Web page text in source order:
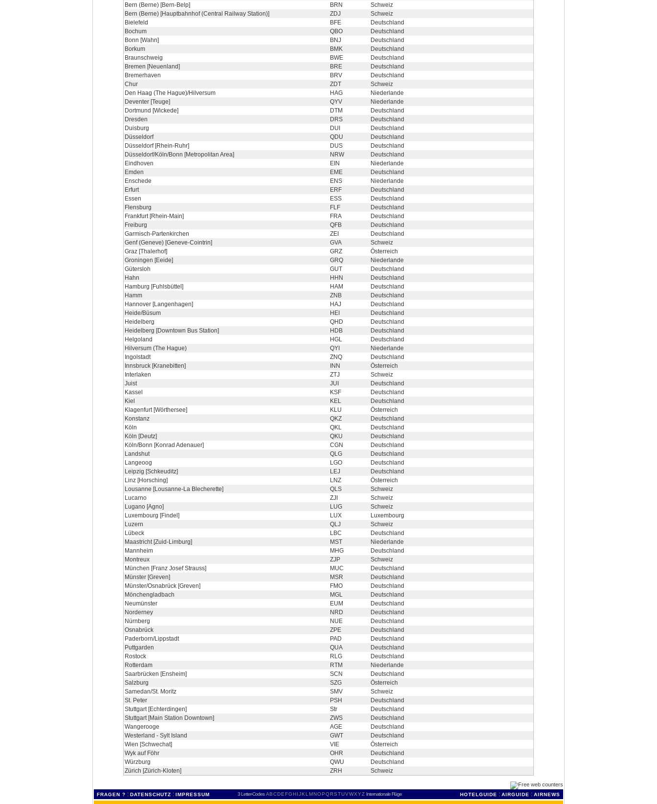
Bern (Berne) [Bern-Belp]
BRN
Schweiz
Bern (Berne) [Hauptbahnhof (Central Railway Station)]
ZDJ
Schweiz
Bielefeld
BFE
Deutschland
Bochum
QBO
Deutschland
Bonn [Wahn]
BNJ
Deutschland
Borkum
BMK
Deutschland
Braunschweig
BWE
Deutschland
Bremen [Neuenland]
BRE
Deutschland
Bremerhaven
BRV
Deutschland
Chur
ZDT
Schweiz
Den Haag (The Hague)/Hilversum
HAG
Niederlande
Deventer [Teuge]
QYV
Niederlande
Dortmund [Wickede]
DTM
Deutschland
Dresden
DRS
Deutschland
Duisburg
DUI
Deutschland
Düsseldorf
QDU
Deutschland
Düsseldorf [Rhein-Ruhr]
DUS
Deutschland
Düsseldorf/Köln/Bonn [Metropolitan Area]
NRW
Deutschland
Eindhoven
EIN
Niederlande
Emden
EME
Deutschland
Enschede
ENS
Niederlande
Erfurt
ERF
Deutschland
Essen
ESS
Deutschland
Flensburg
FLF
Deutschland
Frankfurt [Rhein-Main]
FRA
Deutschland
Freiburg
QFB
Deutschland
Garmisch-Partenkirchen
ZEI
Deutschland
Genf (Geneve) [Geneve-Cointrin]
GVA
Schweiz
Graz [Thalerhof]
GRZ
Österreich
Groningen [Eeide]
GRQ
Niederlande
Gütersloh
GUT
Deutschland
Hahn
HHN
Deutschland
Hamburg [Fuhlsbüttel]
HAM
Deutschland
Hamm
ZNB
Deutschland
Hannover [Langenhagen]
HAJ
Deutschland
Heide/Büsum
HEI
Deutschland
Heidelberg
QHD
Deutschland
Heidelberg [Downtown Bus Station]
HDB
Deutschland
Helgoland
HGL
Deutschland
Hilversum (The Hague)
QYI
Niederlande
Ingolstadt
ZNQ
Deutschland
Innsbruck [Kranebitten]
INN
Österreich
Interlaken
ZTJ
Schweiz
Juist
JUI
Deutschland
Kassel
KSF
Deutschland
Kiel
KEL
Deutschland
Klagenfurt [Wörthersee]
KLU
Österreich
Konstanz
QKZ
Deutschland
Köln
QKL
Deutschland
Köln [Deutz]
QKU
Deutschland
Köln/Bonn [Konrad Adenauer]
CGN
Deutschland
Landshut
QLG
Deutschland
Langeoog
LGO
Deutschland
Leipzig [Schkeuditz]
LEJ
Deutschland
Linz [Horsching]
LNZ
Österreich
Lousanne [Lousanne-La Blecherette]
QLS
Schweiz
Lucarno
ZJI
Schweiz
Lugano [Agno]
LUG
Schweiz
Luxembourg [Findel]
LUX
Luxembourg
Luzern
QLJ
Schweiz
Lübeck
LBC
Deutschland
Maastricht [Zuid-Limburg]
MST
Niederlande
Mannheim
MHG
Deutschland
Montreux
ZJP
Schweiz
München [Franz Josef Strauss]
MUC
Deutschland
Münster [Greven]
MSR
Deutschland
Münster/Osnabrück [Greven]
FMO
Deutschland
Mönchengladbach
MGL
Deutschland
Neumünster
EUM
Deutschland
Norderney
NRD
Deutschland
Nürnberg
NUE
Deutschland
Osnabrück
ZPE
Deutschland
Paderborn/Lippstadt
PAD
Deutschland
Puttgarden
QUA
Deutschland
Rostock
RLG
Deutschland
Rotterdam
RTM
Niederlande
Saarbrücken [Ensheim]
SCN
Deutschland
Salzburg
SZG
Österreich
Samedan/St. Moritz
SMV
Schweiz
St. Peter
PSH
Deutschland
Stuttgart [Echterdingen]
Str
Deutschland
Stuttgart [Main Station Downtown]
ZWS
Deutschland
Wangerooge
AGE
Deutschland
Westerland - Sylt Island
GWT
Deutschland
Wien [Schwechat]
VIE
Österreich
Wyk auf Föhr
OHR
Deutschland
Würzburg
QWU
Deutschland
Zürich [Zürich-Kloten]
ZRH Schweiz
FRAGEN ? : DATENSCHUTZ : IMPRESSUM 3 Letter-Codes ABCDEFGH IJKL MNOPQRSTUVWXYZ Internationale Flüge HOTELGUIDE : AIRGUIDE : AIRNEWS